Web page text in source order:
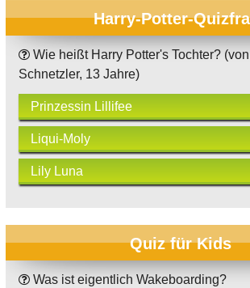
Harry-Potter-
Wie heißt Harry Potter's Tochter?
Schnetzler, 13 Jahre)
Prinzessin Lillifee
Liqui-Moly
Lily Luna
Quiz für Kids
Was ist eigentlich Wakeboarding?